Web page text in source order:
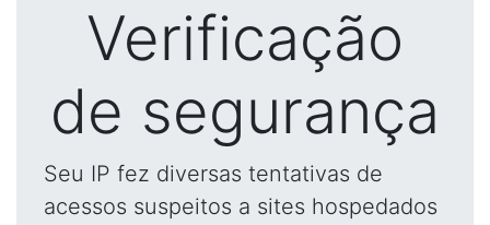
Verificação
de segurança
Seu IP fez diversas tentativas de
acessos suspeitos a sites hospedados